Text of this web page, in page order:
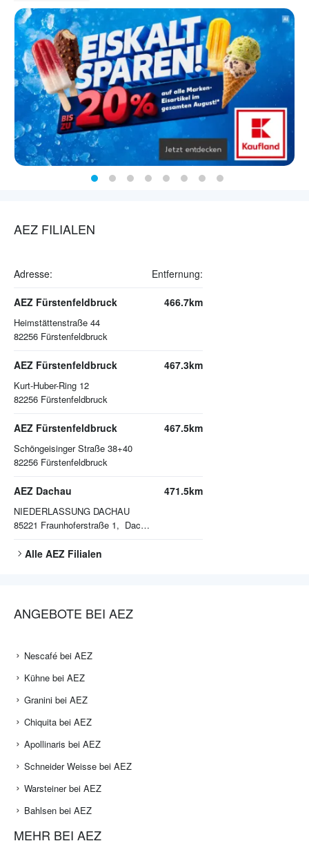
AEZ FILIALEN
Adresse: Entfernung:
AEZ Fürstenfeldbruck
Heimstättenstraße 44
82256 Fürstenfeldbruck
466.7km
AEZ Fürstenfeldbruck
Kurt-Huber-Ring 12
82256 Fürstenfeldbruck
467.3km
AEZ Fürstenfeldbruck
Schöngeisinger Straße 38+40
82256 Fürstenfeldbruck
467.5km
AEZ Dachau
NIEDERLASSUNG DACHAU
85221 Fraunhoferstraße 1, Dachau
471.5km
Alle AEZ Filialen
ANGEBOTE BEI AEZ
Nescafé bei AEZ
Kühne bei AEZ
Granini bei AEZ
Chiquita bei AEZ
Apollinaris bei AEZ
Schneider Weisse bei AEZ
Warsteiner bei AEZ
Bahlsen bei AEZ
MEHR BEI AEZ